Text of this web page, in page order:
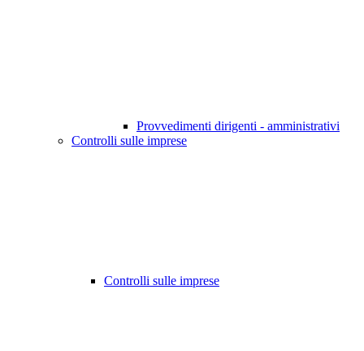
Provvedimenti dirigenti - amministrativi
Controlli sulle imprese
Controlli sulle imprese